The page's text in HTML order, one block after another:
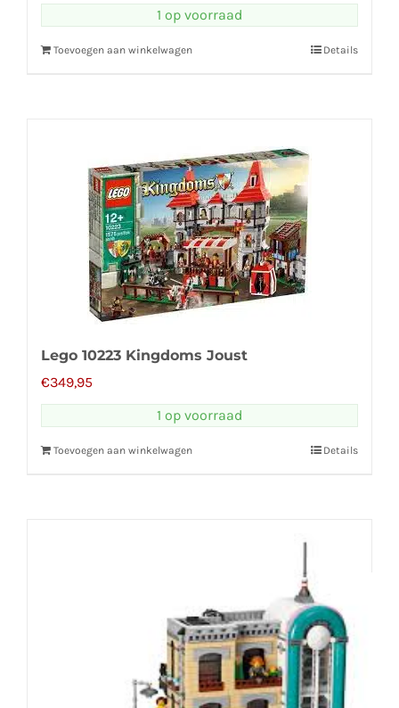
1 op voorraad
Toevoegen aan winkelwagen Details
Lego 10223 Kingdoms Joust
€349,95
1 op voorraad
Toevoegen aan winkelwagen Details